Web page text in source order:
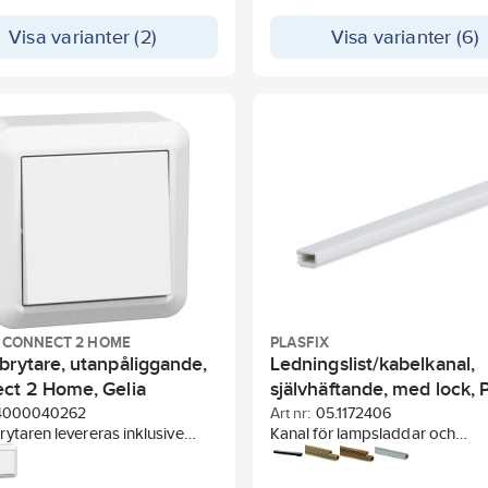
kommer RS svart alltid
Visa varianter (2) Visa varianter (6)
2 HOME
utanpåliggande,
2 Home, Gelia
levereras inklusive
När strömbrytaren ska
tillsammans med en
PLASFIX
Ledningslist/kabelkanal,
självhäftande, med lock,
Art nr: 05.1172406
Kanal för lampsladdar och
skarvsladdar. Håller sladdarna i